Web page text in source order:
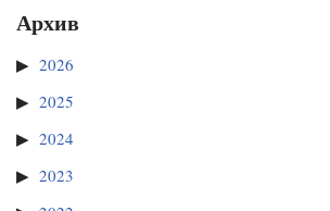
Архив
2026
2025
2024
2023